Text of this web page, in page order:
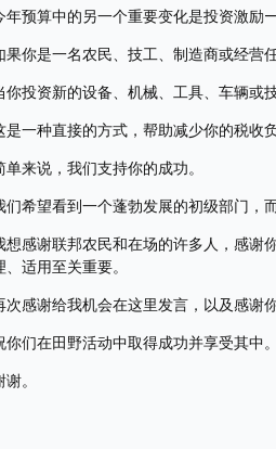
年预算中的另一个重要变化是投资激
果你是一名农民、技工、制造商或经营
你投资新的设备、机械、工具、车辆或
是一种直接的方式，帮助减少你的税收
单来说，我们支持你的成功。
们希望看到一个蓬勃发展的初级部门，
想感谢联邦农民和在场的许多人，感谢
、适用至关重要。
次感谢给我机会在这里发言，以及感谢
你们在田野活动中取得成功并享受其中。
谢。